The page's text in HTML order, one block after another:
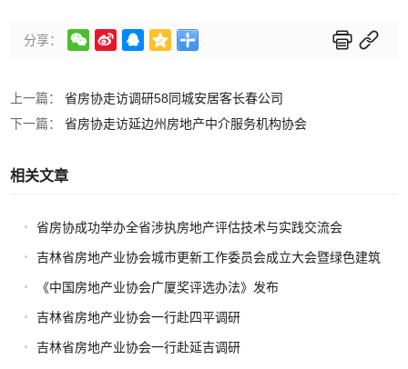
分享：      
上一篇：省房协走访调研58同城安居客长春公司
下一篇：省房协走访延边州房地产中介服务机构协会
相关文章
省房协成功举办全省涉执房地产评估技术与实践交流会
吉林省房地产业协会城市更新工作委员会成立大会暨绿色建筑
与高品质住宅交流会圆满举办
《中国房地产业协会广厦奖评选办法》发布
吉林省房地产业协会一行赴四平调研
吉林省房地产业协会一行赴延吉调研